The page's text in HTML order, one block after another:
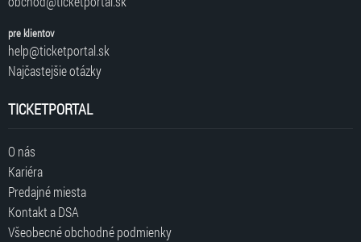
pre klientov
help@ticketportal.sk
Najčastejšie otázky
TICKETPORTAL
O nás
Kariéra
Predajné miesta
Kontakt a DSA
Všeobecné obchodné podmienky